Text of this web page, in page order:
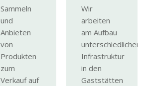
Sammeln
und
Anbieten
von
Produkten
zum
Verkauf auf
Wir
arbeiten
am Aufbau
unterschiedlicher
Infrastruktur
in den
Gaststätten